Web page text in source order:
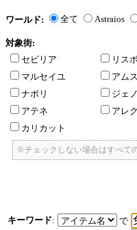
ワールド: 全て Astraios
対象街:
セビリア
リス
マルセイユ
アム
ナポリ
ジェ
アテネ
アレ
カリカット
※チェックしない場合はすべて
キーワード:
で